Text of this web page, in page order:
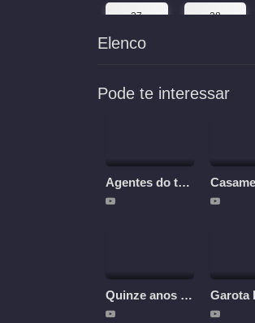
27 28
Elenco
Pode te interessar
Agentes do tempo
Quinze anos de espera pelos pássaros migratórios